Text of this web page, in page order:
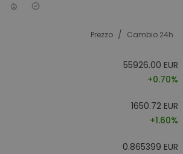
Prezzo / Cambio 24h
55926.00 EUR
+0.70%
1650.72 EUR
+1.60%
0.865399 EUR